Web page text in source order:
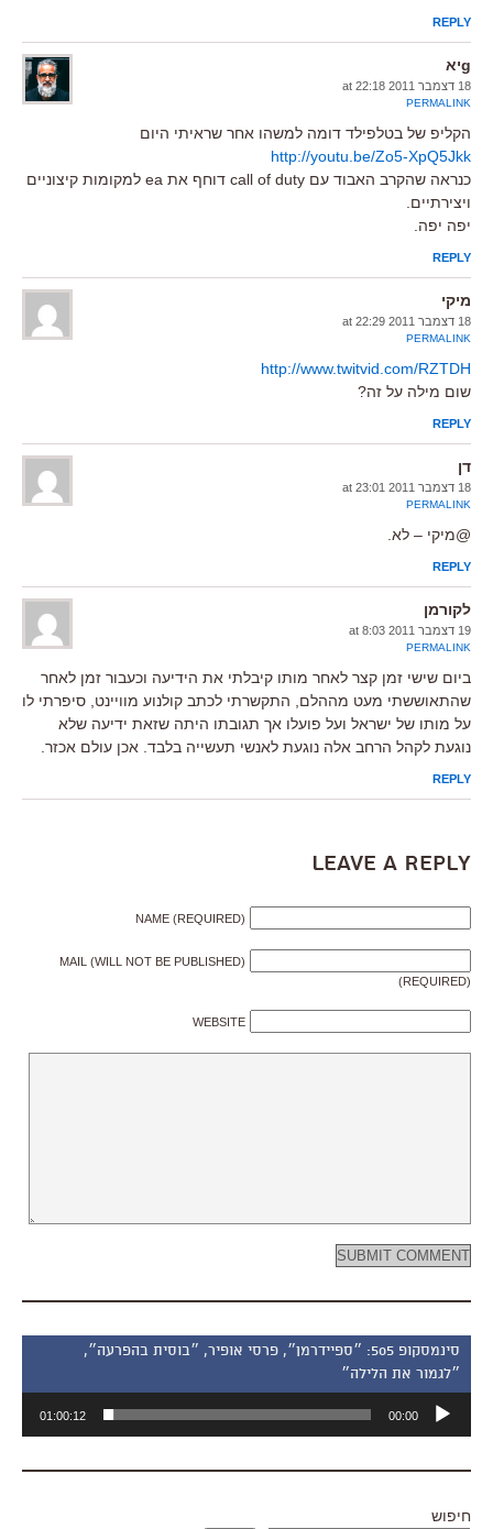
REPLY
gיא
18 דצמבר 2011 at 22:18
PERMALINK
הקליפ של בטלפילד דומה למשהו אחר שראיתי היום
http://youtu.be/Zo5-XpQ5Jkk
כנראה שהקרב האבוד עם call of duty דוחף את ea למקומות קיצוניים
ויצירתיים.
יפה יפה.
REPLY
מיקי
18 דצמבר 2011 at 22:29
PERMALINK
http://www.twitvid.com/RZTDH
שום מילה על זה?
REPLY
דן
18 דצמבר 2011 at 23:01
PERMALINK
@מיקי – לא.
REPLY
לקורמן
19 דצמבר 2011 at 8:03
PERMALINK
ביום שישי זמן קצר לאחר מותו קיבלתי את הידיעה וכעבור זמן לאחר
שהתאוששתי מעט מההלם, התקשרתי לכתב קולנוע מוויינט, סיפרתי לו
על מותו של ישראל ועל פועלו אך תגובתו היתה שזאת ידיעה שלא
נוגעת לקהל הרחב אלה נוגעת לאנשי תעשייה בלבד. אכן עולם אכזר.
REPLY
Leave a Reply
NAME (REQUIRED)
MAIL (WILL NOT BE PUBLISHED)
(REQUIRED)
WEBSITE
סינמסקופ 505: ״ספיידרמן״, פרסי אופיר, ״בוסית בהפרעה״,
״לגמור את הלילה״
אודיו
00:00
01:00:12
חיפוש